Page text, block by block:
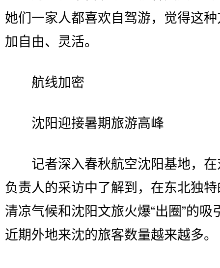
她们一家人都喜欢自驾游，觉得这
加自由、灵活。
航线加密
沈阳迎接暑期旅游高峰
记者深入春秋航空沈阳基地，在
负责人的采访中了解到，在东北独
清凉气候和沈阳文旅火爆“出圈”的吸
近期外地来沈的旅客数量越来越多。